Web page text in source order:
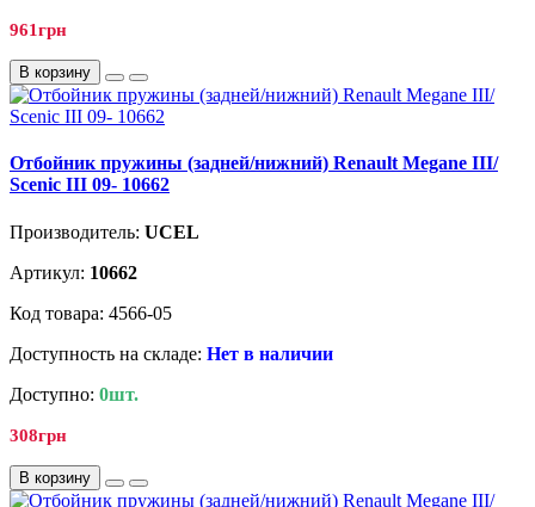
961грн
В корзину
Отбойник пружины (задней/нижний) Renault Megane III/
Scenic III 09- 10662
Производитель: UCEL
Артикул: 10662
Код товара: 4566-05
Доступность на складе: Нет в наличии
Доступно: 0шт.
308грн
В корзину